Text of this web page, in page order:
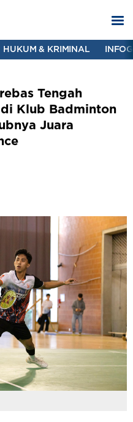
HUKUM & KRIMINAL
Tengah
Klub Badminton
Juara